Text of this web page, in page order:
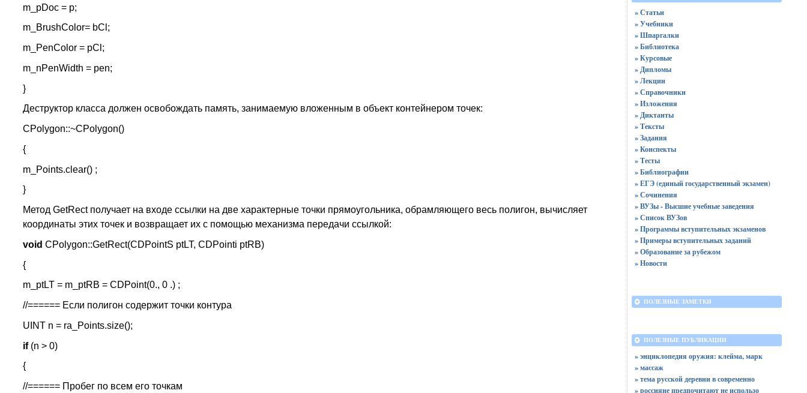
m_pDoc = p;
m_BrushColor= bCl;
m_PenColor = pCl;
m_nPenWidth = pen;
}
Деструктор класса должен освобождать память, занимаемую вложенным в объект контейнером точек:
CPolygon::~CPolygon()
{
m_Points.clear() ;
}
Метод GetRect получает на входе ссылки на две характерные точки прямоугольника, обрамляющего весь полигон, вычисляет
координаты этих точек и возвращает их с помощью механизма передачи ссылкой:
void CPolygon::GetRect(CDPointS ptLT, CDPointi ptRB)
{
m_ptLT = m_ptRB = CDPoint(0., 0 .) ;
//====== Если полигон содержит точки контура
UINT n = ra_Points.size();
if (n > 0)
{
//====== Пробег по всем его точкам
» Статьи
» Учебники
» Шпаргалки
» Библиотека
» Курсовые
» Дипломы
» Лекции
» Справочники
» Изложения
» Диктанты
» Тексты
» Задания
» Конспекты
» Тесты
» Библиографии
» ЕГЭ (единый государственный экзамен)
» Сочинения
» ВУЗы - Высшие учебные заведения
» Список ВУЗов
» Программы вступительных экзаменов
» Примеры вступительных заданий
» Образование за рубежом
» Новости
ПОЛЕЗНЫЕ ЗАМЕТКИ
ПОЛЕЗНЫЕ ПУБЛИКАЦИИ
» энциклопедия оружия: клейма, марк
» массаж
» тема русской деревни в современно
» россияне предпочитают не использо